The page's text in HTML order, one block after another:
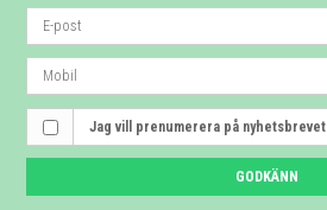
Jag vill prenumerera på nyhetsbrevet
GODKÄNN